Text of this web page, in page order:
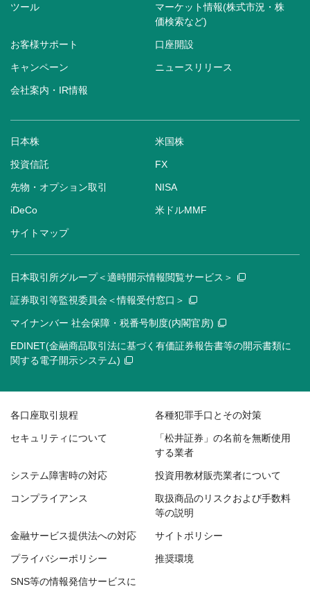
ツール
マーケット情報(株式市況・株
価検索など)
お客様サポート 口座開設
キャンペーン ニュースリリース
会社案内・IR情報
日本株 米国株
投資信託 FX
先物・オプション取引 NISA
iDeCo 米ドルMMF
サイトマップ
日本取引所グループ＜適時開示情報閲覧サービス＞
証券取引等監視委員会＜情報受付窓口＞
マイナンバー 社会保障・税番号制度(内閣官房)
EDINET(金融商品取引法に基づく有価証券報告書等の開示書類に
関する電子開示システム)
各口座取引規程 各種犯罪手口とその対策
セキュリティについて
「松井証券」の名前を無断使用
する業者
システム障害時の対応 投資用教材販売業者について
コンプライアンス
取扱商品のリスクおよび手数料
等の説明
金融サービス提供法への対応 サイトポリシー
プライバシーポリシー 推奨環境
SNS等の情報発信サービスに